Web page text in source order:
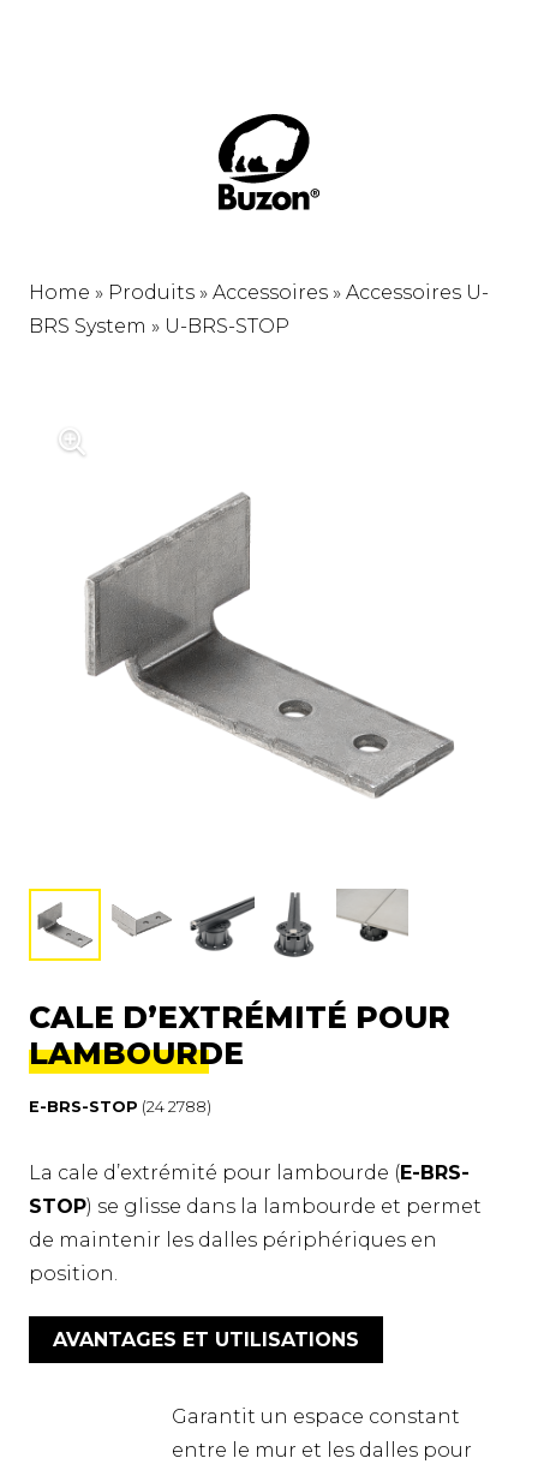
Home » Produits » Accessoires » Accessoires U-
BRS System » U-BRS-STOP
CALE D’EXTRÉMITÉ POUR
LAMBOURDE
E-BRS-STOP (24 2788)
La cale d’extrémité pour lambourde ( E-BRS-
STOP) se glisse dans la lambourde et permet
de maintenir les dalles périphériques en
position.
AVANTAGES ET UTILISATIONS
Garantit un espace constant
entre le mur et les dalles pour